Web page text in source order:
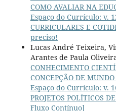
COMO AVALIAR NA
Espaço do Currículo: v.
CURRICULARES E
preciso!
Lucas André Teixeira,
Arantes de Paula
CONHECIMENTO
CONCEPÇÃO DE
Espaço do Currículo: v.
PROJETOS POLÍTICOS
Fluxo Contínuo]